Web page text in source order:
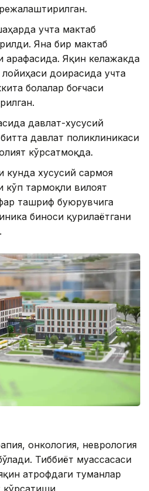
учта мактаб
Яна бир мактаб
арафасида. Яқин келажакда
лойиҳаси доирасида учта
болалар боғчаси
давлат-хусусий
давлат поликлиникаси
кўрсатмоқда.
кунда хусусий сармоя
кўп тармоқли вилоят
ташриф буюрувчига
биноси қурилаётгани
онкология, неврология
Тиббиёт муассасаси
атрофдаги туманлар